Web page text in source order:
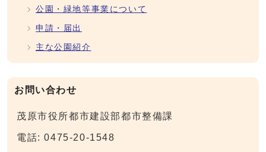
公園・緑地等事業について
申請・届出
主な公園紹介
お問い合わせ
茂原市役所都市建設部都市整備課
電話: 0475-20-1548